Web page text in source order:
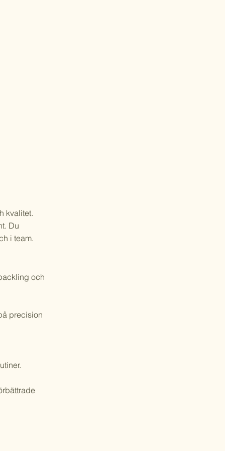
kvalitet.
Du
i team.
och
precision